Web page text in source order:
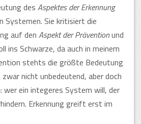
des Aspektes der Erkennung
Sie kritisiert die
auf den Aspekt der Präventionund
Schwarze, da auch in meinem
stehts die größte Bedeutung
nicht unbedeutend, aber doch
wer ein integeres System will, der
Erkennung greift erst im